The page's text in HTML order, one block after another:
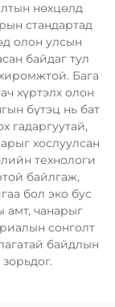
нөхцөлд
стандартад
олон улсын
байдаг тул
Бага
хүртэлх олон
бүтэц нь бат
гадаргуутай,
хослуулсан
технологи
байлгаж,
бол эко бус
амт, чанарыг
сонголт
байдлын